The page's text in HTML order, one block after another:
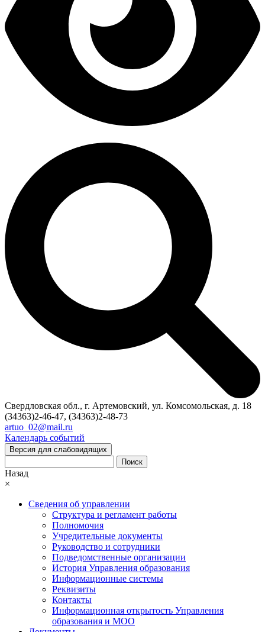
Свердловская обл., г. Артемовский, ул. Комсомольская, д. 18
(34363)2-46-47, (34363)2-48-73
artuo_02@mail.ru
Календарь событий
Версия для слабовидящих
Поиск
Назад
×
Сведения об управлении
Структура и регламент работы
Полномочия
Учредительные документы
Руководство и сотрудники
Подведомственные организации
История Управления образования
Информационные системы
Реквизиты
Контакты
Информационная открытость Управления
образования и МОО